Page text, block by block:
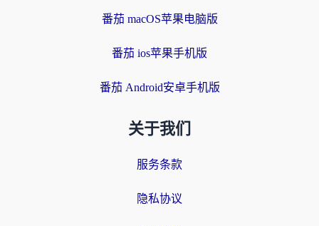
番茄 macOS苹果电脑版
番茄 ios苹果手机版
番茄 Android安卓手机版
关于我们
服务条款
隐私协议